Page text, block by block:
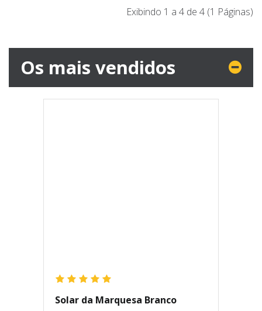
Exibindo 1 a 4 de 4 (1 Páginas)
Os mais vendidos
Solar da Marquesa Branco